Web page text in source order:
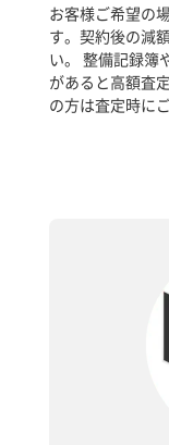
お客様ご希望の
す。契約後の減
い。 整備記録簿
があると高額査
の方は査定時に